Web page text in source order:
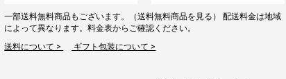
一部送料無料商品もございます。（送料無料商品を見る） 配送料金は地域
によって異なります。料金表からご確認ください。
送料について >
ギフト包装について >